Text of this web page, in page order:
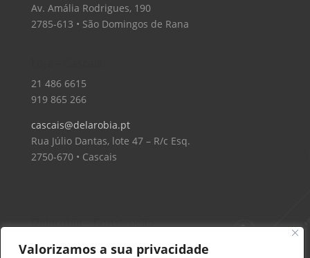
Valorizamos a sua privacidade
Av. Amália Rodrigues, 190
2785-613 • São Domingos de Rana
21 486 6615
919 865 266
cascais@delarobia.pt
Rua Júlio Dantas, lote 47 – R/c Esq.
2750-670 • Cascais
Delarobia – Construção
912 441 514